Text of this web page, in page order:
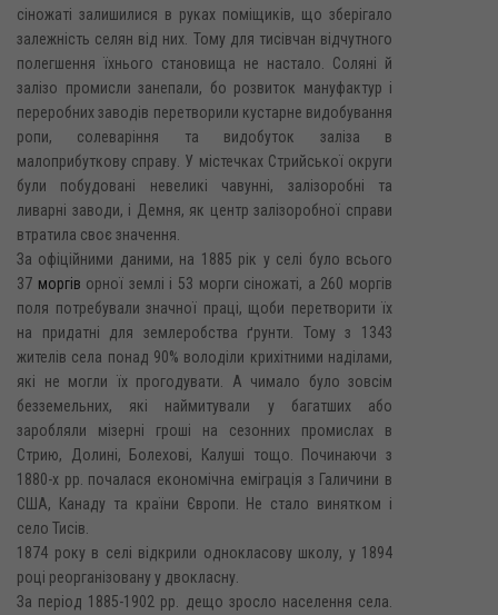
сіножаті залишилися в руках поміщиків, що зберігало
залежність селян від них. Тому для тисівчан відчутного
полегшення їхнього становища не настало. Соляні й
залізо промисли занепали, бо розвиток мануфактур і
переробних заводів перетворили кустарне видобування
ропи, солеваріння та видобуток заліза в
малоприбуткову справу. У містечках Стрийської округи
були побудовані невеликі чавунні, залізоробні та
ливарні заводи, і Демня, як центр залізоробної справи
втратила своє значення.
За офіційними даними, на 1885 рік у селі було всього
37 моргів орної землі і 53 морги сіножаті, а 260 моргів
поля потребували значної праці, щоби перетворити їх
на придатні для землеробства ґрунти. Тому з 1343
жителів села понад 90% володіли крихітними наділами,
які не могли їх прогодувати. А чимало було зовсім
безземельних, які наймитували у багатших або
заробляли мізерні гроші на сезонних промислах в
Стрию, Долині, Болехові, Калуші тощо. Починаючи з
1880-х рр. почалася економічна еміграція з Галичини в
США, Канаду та країни Європи. Не стало винятком і
село Тисів.
1874 року в селі відкрили однокласову школу, у 1894
році реорганізовану у двокласну.
За період 1885-1902 pp. дещо зросло населення села.